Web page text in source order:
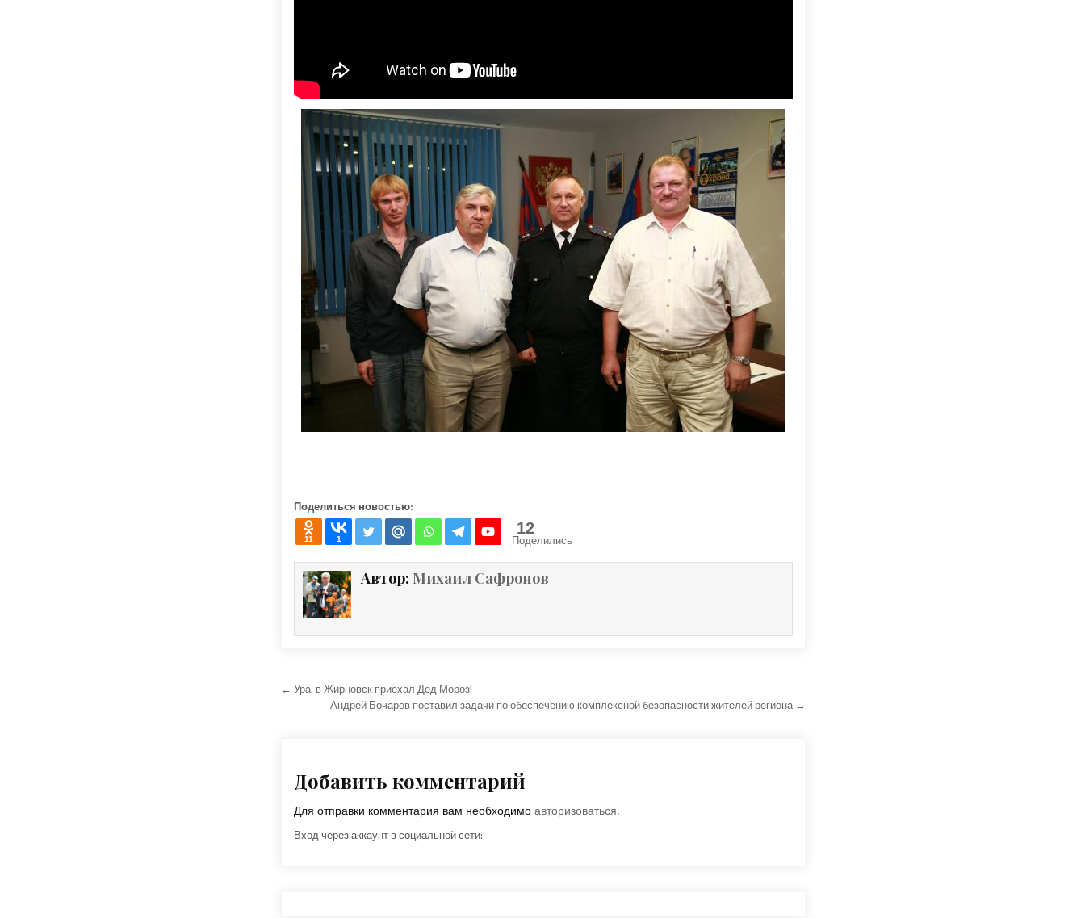
Поделиться новостью:
11 1
12
Поделились
Автор: Михаил Сафронов
Навигация по записям
← Ура, в Жирновск приехал Дед Мороз!
Андрей Бочаров поставил задачи по обеспечению комплексной безопасности жителей региона →
Добавить комментарий
Для отправки комментария вам необходимоавторизоваться.
Вход через аккаунт в социальной сети: